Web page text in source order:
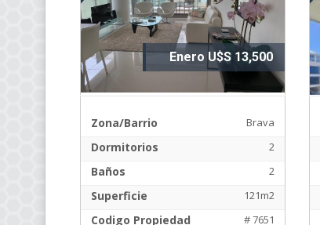
Enero U$S 13,500
Zona/Barrio Brava
Dormitorios 2
Baños 2
Superficie 121m2
Codigo Propiedad # 7651